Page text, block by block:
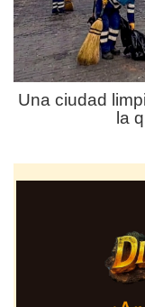
Una ciudad
la